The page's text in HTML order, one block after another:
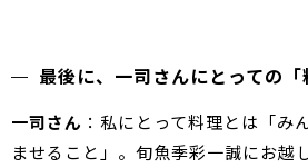
最後に、一司さんにとっての「
一司さん ：私にとって料理とは「み
ませること」。旬魚季彩一誠にお越